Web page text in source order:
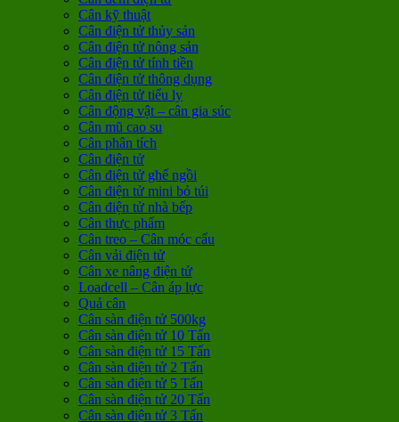
Cân kỹ thuật
Cân điện tử thủy sản
Cân điện tử nông sản
Cân điện tử tính tiền
Cân điện tử thông dụng
Cân điện tử tiểu ly
Cân động vật – cân gia súc
Cân mũ cao su
Cân phân tích
Cân điện tử
Cân điện tử ghế ngồi
Cân điện tử mini bỏ túi
Cân điện tử nhà bếp
Cân thực phẩm
Cân treo – Cân móc cẩu
Cân vải điện tử
Cân xe nâng điện tử
Loadcell – Cân áp lực
Quả cân
Cân sàn điện tử 500kg
Cân sàn điện tử 10 Tấn
Cân sàn điện tử 15 Tấn
Cân sàn điện tử 2 Tấn
Cân sàn điện tử 5 Tấn
Cân sàn điện tử 20 Tấn
Cân sàn điện tử 3 Tấn